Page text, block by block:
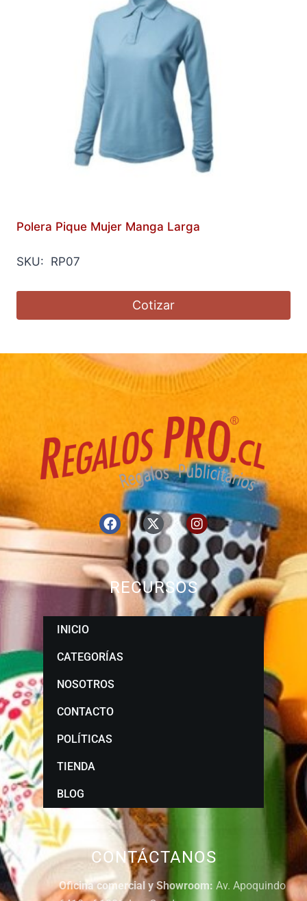
Polera Pique Mujer Manga Larga
SKU: RP07
Cotizar
CONTÁCTANOS
Oficina comercial y Showroom: Av. Apoquindo
RECURSOS
INICIO
CATEGORÍAS
NOSOTROS
CONTACTO
POLÍTICAS
TIENDA
BLOG